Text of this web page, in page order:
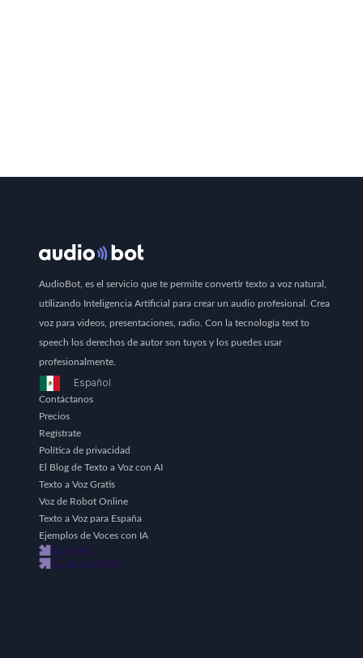
AudioBot, es el servicio que te permite convertir texto a voz natural,
utilizando Inteligencia Artificial para crear un audio profesional. Crea
voz para videos, presentaciones, radio. Con la tecnología text to
speech los derechos de autor son tuyos y los puedes usar
profesionalmente.
Español
Contáctanos
Precios
Regístrate
Política de privacidad
El Blog de Texto a Voz con AI
Texto a Voz Gratis
Voz de Robot Online
Texto a Voz para España
Ejemplos de Voces con IA